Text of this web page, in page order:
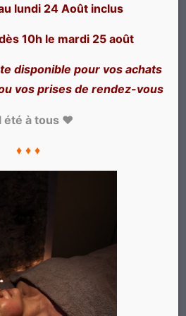
SERVICES
et Tarifs
de Vie de Jeunes Filles
BIEN-ÊTRE ET VOUS
lundi 24 Août inclus
10h le mardi 25 août
disponible pour vos achats
vos prises de rendez-vous
été à tous ♥
♦ ♦ ♦